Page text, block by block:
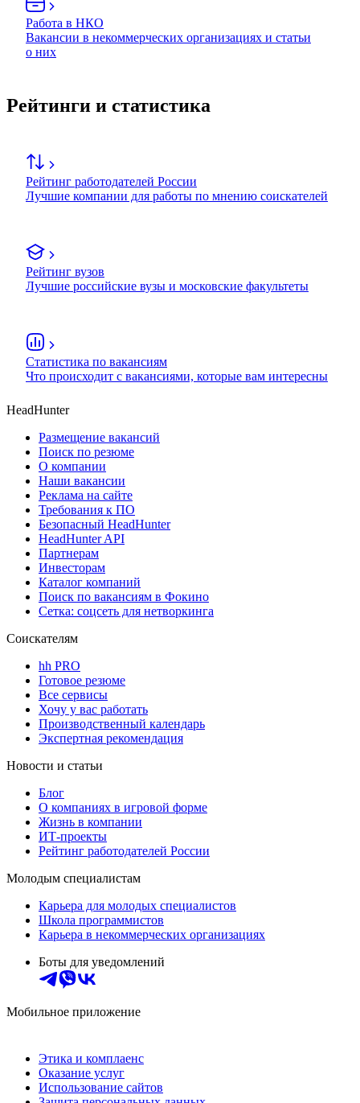
Работа в НКО
Вакансии в некоммерческих организациях и статьи
о них
Рейтинги и статистика
Рейтинг работодателей России
Лучшие компании для работы по мнению соискателей
Рейтинг вузов
Лучшие российские вузы и московские факультеты
Статистика по вакансиям
Что происходит с вакансиями, которые вам интересны
HeadHunter
Размещение вакансий
Поиск по резюме
О компании
Наши вакансии
Реклама на сайте
Требования к ПО
Безопасный HeadHunter
HeadHunter API
Партнерам
Инвесторам
Каталог компаний
Поиск по вакансиям в Фокино
Сетка: соцсеть для нетворкинга
Соискателям
hh PRO
Готовое резюме
Все сервисы
Хочу у вас работать
Производственный календарь
Экспертная рекомендация
Новости и статьи
Блог
О компаниях в игровой форме
Жизнь в компании
ИТ-проекты
Рейтинг работодателей России
Молодым специалистам
Карьера для молодых специалистов
Школа программистов
Карьера в некоммерческих организациях
Боты для уведомлений
Мобильное приложение
Этика и комплаенс
Оказание услуг
Использование сайтов